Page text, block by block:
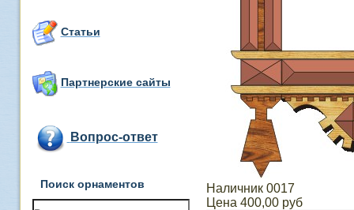
Статьи
Партнерские сайты
Вопрос-ответ
Поиск орнаментов
Наличник 0017
Цена 400,00 руб